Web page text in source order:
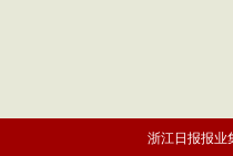
浙江日报报